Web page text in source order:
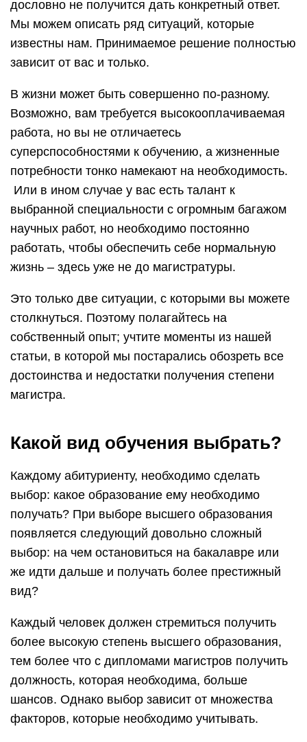
дословно не получится дать конкретный ответ.
Мы можем описать ряд ситуаций, которые
известны нам. Принимаемое решение полностью
зависит от вас и только.
В жизни может быть совершенно по-разному.
Возможно, вам требуется высокооплачиваемая
работа, но вы не отличаетесь
суперспособностями к обучению, а жизненные
потребности тонко намекают на необходимость.
Или в ином случае у вас есть талант к
выбранной специальности с огромным багажом
научных работ, но необходимо постоянно
работать, чтобы обеспечить себе нормальную
жизнь – здесь уже не до магистратуры.
Это только две ситуации, с которыми вы можете
столкнуться. Поэтому полагайтесь на
собственный опыт; учтите моменты из нашей
статьи, в которой мы постарались обозреть все
достоинства и недостатки получения степени
магистра.
Какой вид обучения выбрать?
Каждому абитуриенту, необходимо сделать
выбор: какое образование ему необходимо
получать? При выборе высшего образования
появляется следующий довольно сложный
выбор: на чем остановиться на бакалавре или
же идти дальше и получать более престижный
вид?
Каждый человек должен стремиться получить
более высокую степень высшего образования,
тем более что с дипломами магистров получить
должность, которая необходима, больше
шансов. Однако выбор зависит от множества
факторов, которые необходимо учитывать.